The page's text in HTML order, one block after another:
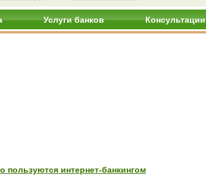
Услуги банков Консультации
интернет-банкингом